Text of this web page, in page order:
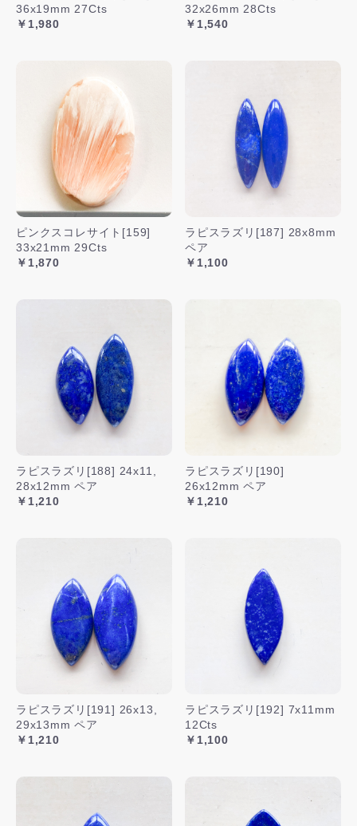
36x19mm 27Cts
￥1,980
32x26mm 28Cts
￥1,540
ピンクスコレサイト[159]
33x21mm 29Cts
￥1,870
ラピスラズリ[187] 28x8mm
ペア
￥1,100
ラピスラズリ[188] 24x11,
28x12mm ペア
￥1,210
ラピスラズリ[190]
26x12mm ペア
￥1,210
ラピスラズリ[191] 26x13,
29x13mm ペア
￥1,210
ラピスラズリ[192] 7x11mm
12Cts
￥1,100